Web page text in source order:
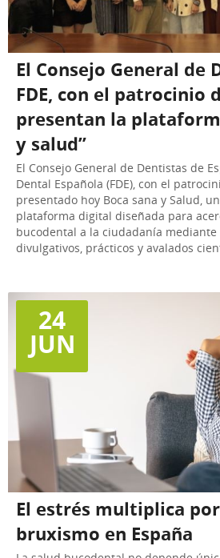
El Consejo General de
FDE, con el patrocinio
presentan la
y salud”
El Consejo General de Dentistas de
Dental Española (FDE), con el
presentado hoy Boca sana y Salud,
plataforma digital diseñada para
bucodental a la ciudadanía mediante
divulgativos, prácticos y avalados
24
JUN
El estrés multiplica
bruxismo en España